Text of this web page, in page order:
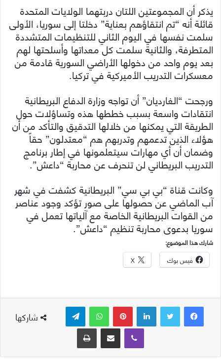
يذكر أن المجموعتين اللتان دربتهما الولايات المتحدة
قائلة أنه “تم انتقاؤهم بعناية” دخلتا إلى سوريا، الأولى
سلمت نفسها في اليوم الثاني للتنظيمات المتشددة
المتطرفة، والثانية سلمت كل معداتها وأسلحتها لهم
بعد يوم واحد من دخولها الأراضي السورية قادمة من
معسكرات التدريب الأميركية في تركيا.
ورجحت “الغارديان” أن تواجه وزارة الدفاع البريطانية
انتقادات واسعة بسبب خططها هذه وتساؤلات حول
الطريقة التي يمكنها من خلالها التدقيق والتأكد من أن
هؤلاء الذين تدعمهم وتدربهم هم “معتدلون” حقاً
وضمان أن أي مهارات سيتعلمونها في إطار برنامج
التدريب البريطاني لن تنحرف عن محاربة “داعش”.
وكانت قناة “بي بي سي” البريطانية كشفت في شهر
آب الماضي عن حصولها على صور تؤكد وجود عناصر
من القوات البريطانية الخاصة مع آلياتها تعمل في
سوريا بدعوى محاربة تنظيم “داعش”.
شارك هذا الموضوع:
فيس بوك X
شاركها
لينكدإن بينتيريست واتساب
ڤايبر
مشاركة عبر البريد طباعة